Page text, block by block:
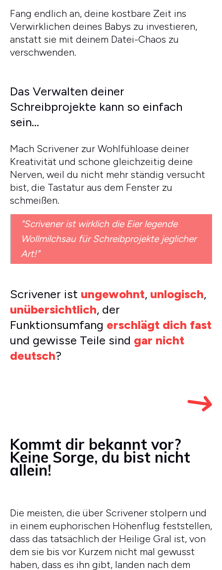
Fang endlich an, deine kostbare Zeit ins
Verwirklichen deines Babys zu investieren,
anstatt sie mit deinem Datei-Chaos zu
verschwenden.
Das Verwalten deiner
Schreibprojekte kann so einfach
sein...
Mach Scrivener zur Wohlfühloase deiner
Kreativität und schone gleichzeitig deine
Nerven, weil du nicht mehr ständig versucht
bist, die Tastatur aus dem Fenster zu
schmeißen.
"Scrivener ist wirklich die Eier legende
Wollmilchsau für Schreibprojekte jeglicher
Art!"
Scrivener ist ungewohnt, unlogisch,
unübersichtlich, der
Funktionsumfang erschlägt dich fast
und gewisse Teile sind gar nicht
deutsch?
Kommt dir bekannt vor?
Keine Sorge, du bist nicht
allein!
Die meisten, die über Scrivener stolpern und
in einem euphorischen Höhenflug feststellen,
dass das tatsächlich der Heilige Gral ist, von
dem sie bis vor Kurzem nicht mal gewusst
haben, dass es ihn gibt, landen nach dem